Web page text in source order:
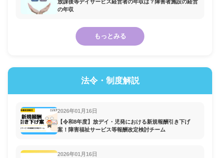
放課後等デイサービス経営者の年収は？障害者施設の経営
の年収
もっとみる
法令・制度解説
2026年01月16日
【令和8年度】放デイ・児発における新規報酬引き下げ
案！障害福祉サービス等報酬改定検討チーム
2026年01月16日